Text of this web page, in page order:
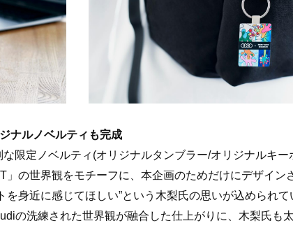
ナルノベルティも完成
限定ノベルティ(オリジナルタンブラー/オリジナルキー
」の世界観をモチーフに、本企画のためだけにデザイン
を身近に感じてほしい”という木梨氏の思いが込められて
の洗練された世界観が融合した仕上がりに、木梨氏も